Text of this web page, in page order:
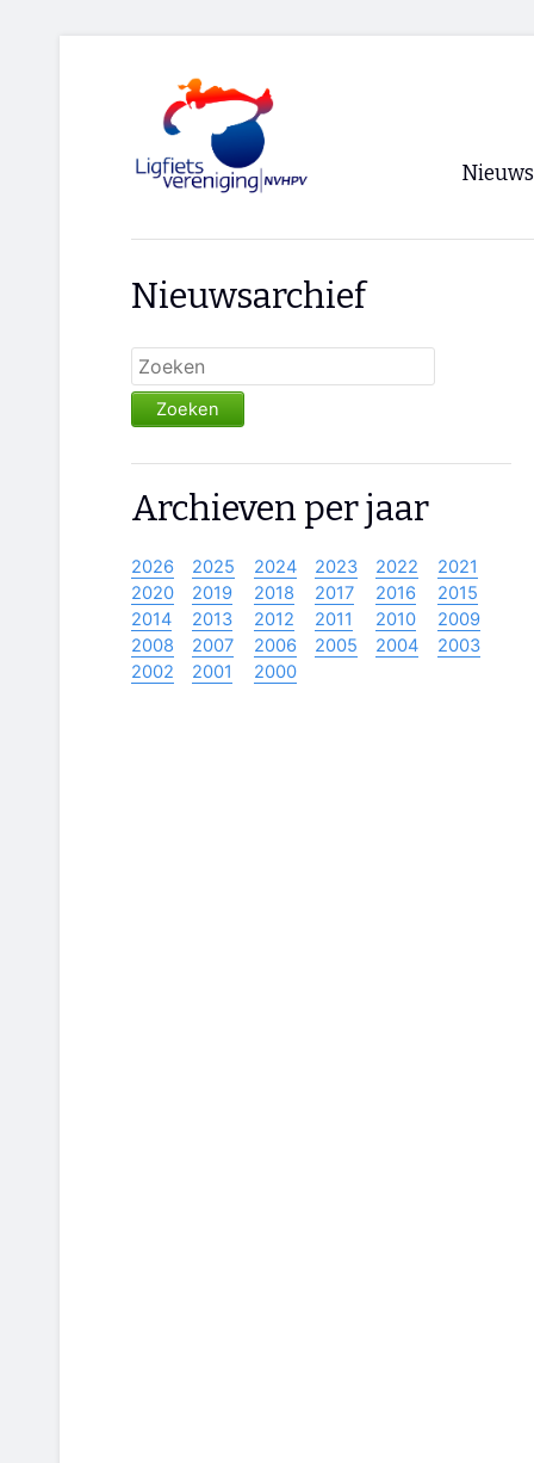
Nieuws
Nieuwsarchief
Zoeken
Archieven per jaar
2026 2025 2024 2023 2022
2021
2020
2019 2018 2017 2016
2015
2014
2013 2012 2011 2010
2009
2008
2007 2006 2005 2004
2003
2002
2001 2000